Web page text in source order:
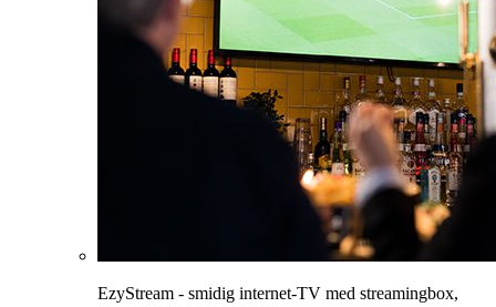
EzyStream - smidig internet-TV med streamingbox,